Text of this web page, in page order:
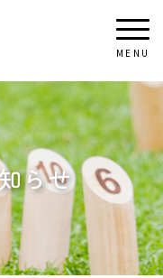
らせ